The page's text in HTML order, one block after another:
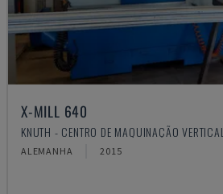
X-MILL 640
KNUTH - CENTRO DE MAQUINAÇÃO VERTICAL
ALEMANHA 2015